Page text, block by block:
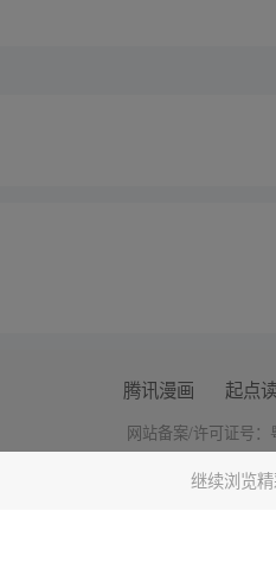
继续浏览
腾讯漫画 起点
网站备案/许可证号：